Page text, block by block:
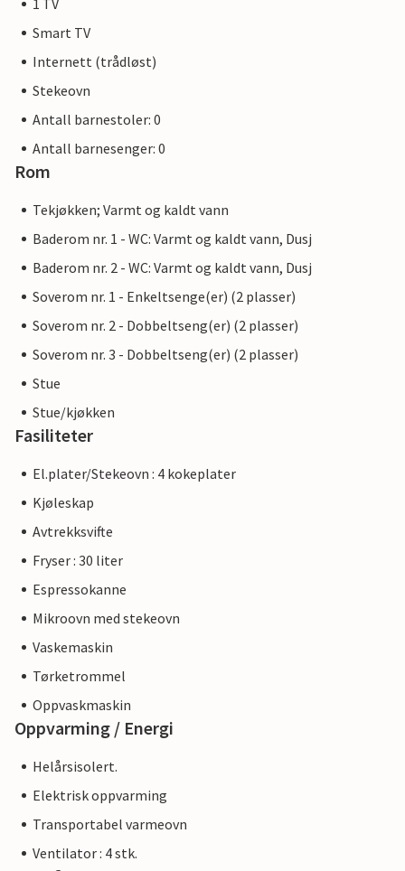
1 TV
Smart TV
Internett (trådløst)
Stekeovn
Antall barnestoler: 0
Antall barnesenger: 0
Rom
Tekjøkken; Varmt og kaldt vann
Baderom nr. 1 - WC: Varmt og kaldt vann, Dusj
Baderom nr. 2 - WC: Varmt og kaldt vann, Dusj
Soverom nr. 1 - Enkeltsenge(er) (2 plasser)
Soverom nr. 2 - Dobbeltseng(er) (2 plasser)
Soverom nr. 3 - Dobbeltseng(er) (2 plasser)
Stue
Stue/kjøkken
Fasiliteter
El.plater/Stekeovn : 4 kokeplater
Kjøleskap
Avtrekksvifte
Fryser : 30 liter
Espressokanne
Mikroovn med stekeovn
Vaskemaskin
Tørketrommel
Oppvaskmaskin
Oppvarming / Energi
Helårsisolert.
Elektrisk oppvarming
Transportabel varmeovn
Ventilator : 4 stk.